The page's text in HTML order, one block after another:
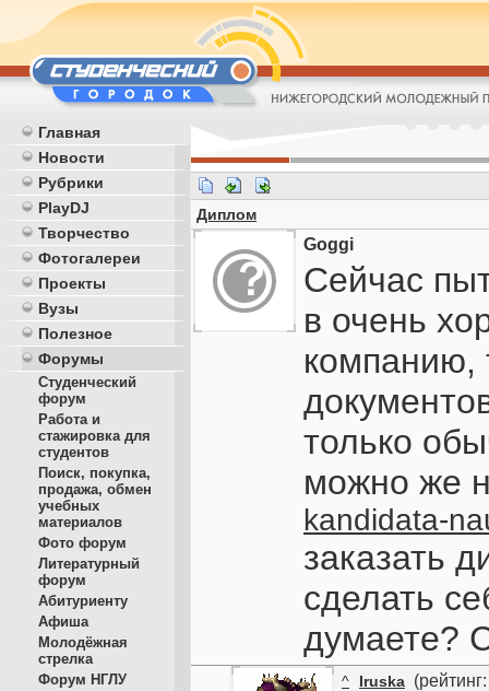
Главная
Новости
Рубрики
PlayDJ
Творчество
Фотогалереи
Проекты
Вузы
Полезное
Форумы
Студенческий
форум
Работа и
стажировка для
студентов
Поиск, покупка,
продажа, обмен
учебных
материалов
Фото форум
Литературный
форум
Абитуриенту
Афиша
Молодёжная
стрелка
Форум НГЛУ
Диплом
Goggi
Сейчас
в очень
компанию,
только
можно же
kandidata-
заказать
сделать
думаете?
^ Iruska